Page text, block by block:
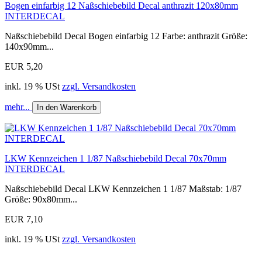
Bogen einfarbig 12 Naßschiebebild Decal anthrazit 120x80mm
INTERDECAL
Naßschiebebild Decal Bogen einfarbig 12 Farbe: anthrazit Größe:
140x90mm...
EUR 5,20
inkl. 19 % USt zzgl. Versandkosten
mehr... In den Warenkorb
LKW Kennzeichen 1 1/87 Naßschiebebild Decal 70x70mm
INTERDECAL
Naßschiebebild Decal LKW Kennzeichen 1 1/87 Maßstab: 1/87
Größe: 90x80mm...
EUR 7,10
inkl. 19 % USt zzgl. Versandkosten